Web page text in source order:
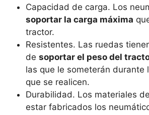
Capacidad de carga. Los
soportar la carga máxima
tractor.
Resistentes. Las ruedas
de soportar el peso del
las que le someterán durante
que se realicen.
Durabilidad. Los materiales
estar fabricados los